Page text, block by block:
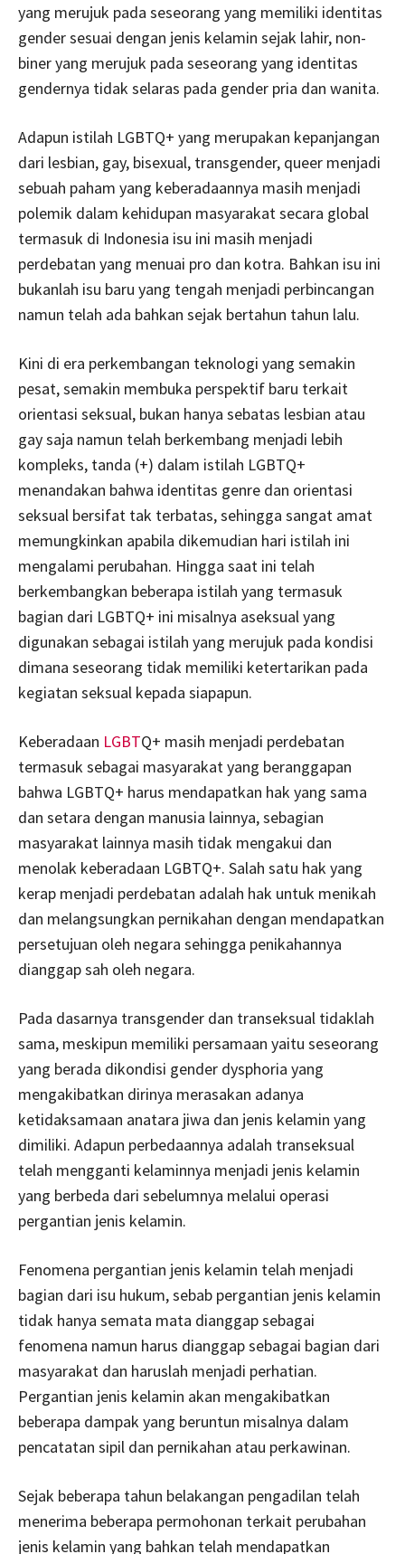
yang merujuk pada seseorang yang memiliki identitas
gender sesuai dengan jenis kelamin sejak lahir, non-
biner yang merujuk pada seseorang yang identitas
gendernya tidak selaras pada gender pria dan wanita.
Adapun istilah LGBTQ+ yang merupakan kepanjangan
dari lesbian, gay, bisexual, transgender, queer menjadi
sebuah paham yang keberadaannya masih menjadi
polemik dalam kehidupan masyarakat secara global
termasuk di Indonesia isu ini masih menjadi
perdebatan yang menuai pro dan kotra. Bahkan isu ini
bukanlah isu baru yang tengah menjadi perbincangan
namun telah ada bahkan sejak bertahun tahun lalu.
Kini di era perkembangan teknologi yang semakin
pesat, semakin membuka perspektif baru terkait
orientasi seksual, bukan hanya sebatas lesbian atau
gay saja namun telah berkembang menjadi lebih
kompleks, tanda (+) dalam istilah LGBTQ+
menandakan bahwa identitas genre dan orientasi
seksual bersifat tak terbatas, sehingga sangat amat
memungkinkan apabila dikemudian hari istilah ini
mengalami perubahan. Hingga saat ini telah
berkembangkan beberapa istilah yang termasuk
bagian dari LGBTQ+ ini misalnya aseksual yang
digunakan sebagai istilah yang merujuk pada kondisi
dimana seseorang tidak memiliki ketertarikan pada
kegiatan seksual kepada siapapun.
Keberadaan LGBTQ+ masih menjadi perdebatan
termasuk sebagai masyarakat yang beranggapan
bahwa LGBTQ+ harus mendapatkan hak yang sama
dan setara dengan manusia lainnya, sebagian
masyarakat lainnya masih tidak mengakui dan
menolak keberadaan LGBTQ+. Salah satu hak yang
kerap menjadi perdebatan adalah hak untuk menikah
dan melangsungkan pernikahan dengan mendapatkan
persetujuan oleh negara sehingga penikahannya
dianggap sah oleh negara.
Pada dasarnya transgender dan transeksual tidaklah
sama, meskipun memiliki persamaan yaitu seseorang
yang berada dikondisi gender dysphoria yang
mengakibatkan dirinya merasakan adanya
ketidaksamaan anatara jiwa dan jenis kelamin yang
dimiliki. Adapun perbedaannya adalah transeksual
telah mengganti kelaminnya menjadi jenis kelamin
yang berbeda dari sebelumnya melalui operasi
pergantian jenis kelamin.
Fenomena pergantian jenis kelamin telah menjadi
bagian dari isu hukum, sebab pergantian jenis kelamin
tidak hanya semata mata dianggap sebagai
fenomena namun harus dianggap sebagai bagian dari
masyarakat dan haruslah menjadi perhatian.
Pergantian jenis kelamin akan mengakibatkan
beberapa dampak yang beruntun misalnya dalam
pencatatan sipil dan pernikahan atau perkawinan.
Sejak beberapa tahun belakangan pengadilan telah
menerima beberapa permohonan terkait perubahan
jenis kelamin yang bahkan telah mendapatkan